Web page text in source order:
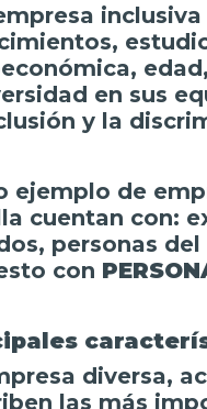
en sus
y la
ejemplo de
cuentan con:
personas
con
diversa,
las más